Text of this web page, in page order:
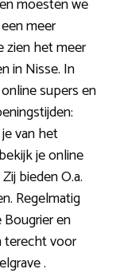
moesten we
meer
zien het meer
in Nisse. In
supers en
van het
je online
bieden O.a.
Regelmatig
en
terecht voor
.